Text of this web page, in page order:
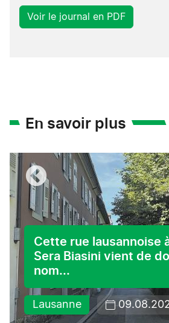
Voir le journal en PDF
En savoir plus
Cette rue lausannoise
Sera Biasini vient de
nom...
Lausanne